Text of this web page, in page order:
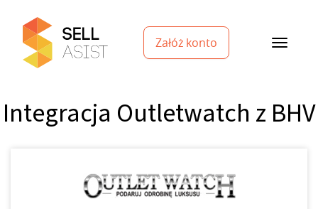
Załóż konto
Integracja Outletwatch z BHV